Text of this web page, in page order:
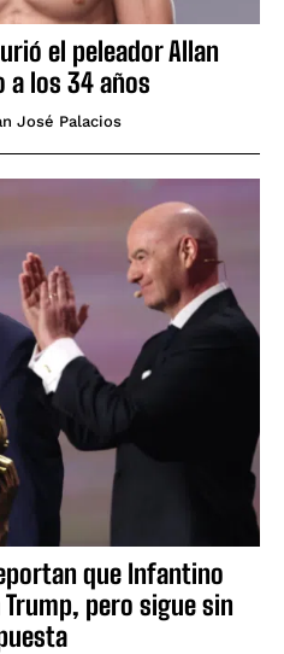
el peleador Allan
a los 34 años
José Palacios
que Infantino
pero sigue sin